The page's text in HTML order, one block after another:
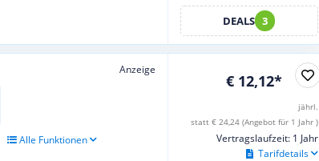
DEALS 3
Anzeige
Alle Funktionen
€ 12,12*
jährl.
statt € 24,24 (Angebot für 1 Jahr )
Vertragslaufzeit: 1 Jahr
Tarifdetails